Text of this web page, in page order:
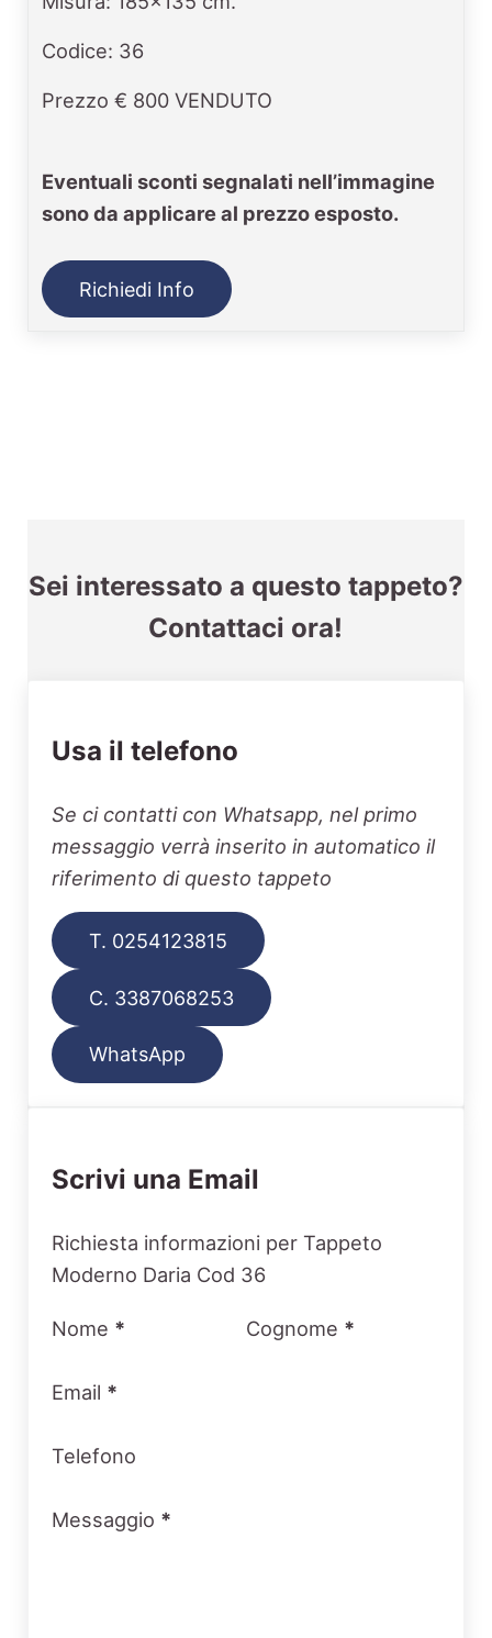
Codice: 36
Prezzo € 800 VENDUTO
Eventuali sconti segnalati nell’immagine
sono da applicare al prezzo esposto.
Richiedi Info
Sei interessato a questo tappeto?
Contattaci ora!
Usa il telefono
Se ci contatti con Whatsapp, nel primo
messaggio verrà inserito in automatico il
riferimento di questo tappeto
T. 0254123815
C. 3387068253
WhatsApp
Scrivi una Email
Section
Richiesta informazioni per Tappeto
Moderno Daria Cod 36
Nome * Cognome *
Email *
Telefono
Messaggio *